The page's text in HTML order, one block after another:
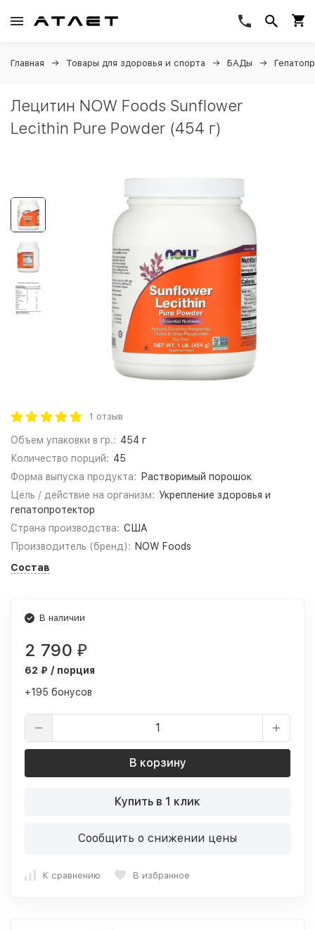
Главная Товары для здоровья и спорта БАДы
Лецитин NOW Foods Sunflower
Lecithin Pure Powder (454 г)
1 отзыв
Объем упаковки в гр.: 454 г
Количество порций: 45
Форма выпуска продукта:
Растворимый порошок
Цель / действие на организм: Укрепление здоровья и
гепатопротектор
Страна производства: США
Производитель (бренд): NOW Foods
Состав
В наличии
2 790 ₽
62 ₽ / порция
+195 бонусов
В корзину
Купить в 1 клик
Сообщить о снижении цены
К сравнению В избранное